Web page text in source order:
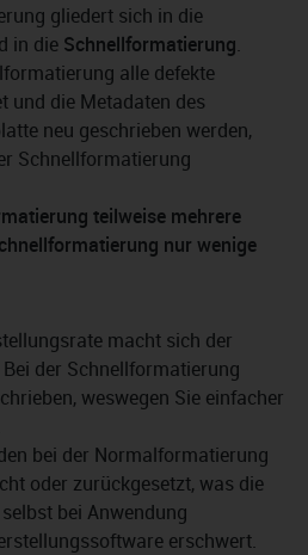
gliedert sich in die
in die Schnellformatierung.
alle defekte
und die Metadaten des
neu geschrieben werden,
Schnellformatierung
teilweise mehrere
nur wenige
macht sich der
der Schnellformatierung
weswegen Sie einfacher
bei der Normalformatierung
oder zurückgesetzt, was die
bei Anwendung
erschwert.